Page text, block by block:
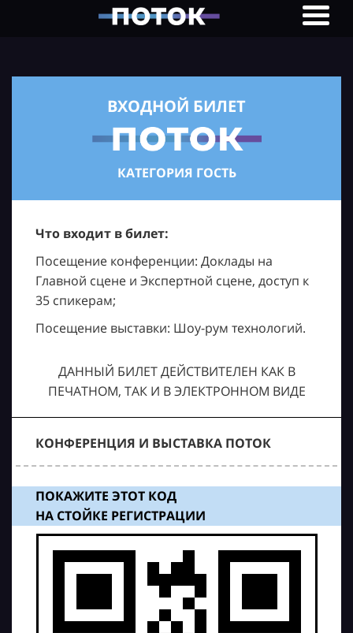
ВХОДНОЙ БИЛЕТ
КАТЕГОРИЯ ГОСТЬ
Что входит в билет:
Посещение конференции: Доклады на
Главной сцене и Экспертной сцене, доступ к
35 спикерам;
Посещение выставки: Шоу-рум технологий.
ДАННЫЙ БИЛЕТ ДЕЙСТВИТЕЛЕН КАК В
ПЕЧАТНОМ, ТАК И В ЭЛЕКТРОННОМ ВИДЕ
КОНФЕРЕНЦИЯ И ВЫСТАВКА ПОТОК
ПОКАЖИТЕ ЭТОТ КОД
НА СТОЙКЕ РЕГИСТРАЦИИ